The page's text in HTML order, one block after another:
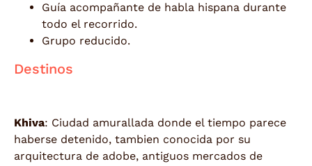
Guía acompañante de habla hispana durante
todo el recorrido.
Grupo reducido.
Destinos
Khiva: Ciudad amurallada donde el tiempo parece
haberse detenido, tambien conocida por su
arquitectura de adobe, antiguos mercados de